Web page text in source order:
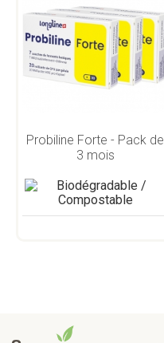
Probiline Forte - Pack de
3 mois